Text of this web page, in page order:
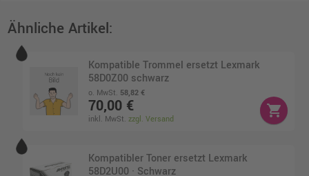
Ähnliche Artikel:
Kompatible Trommel ersetzt Lexmark
58D0Z00 schwarz
o. MwSt. 58,82 €
70,00 €
inkl. MwSt.zzgl. Versand
shopping_cart
Kompatibler Toner ersetzt Lexmark
58D2U00 · Schwarz